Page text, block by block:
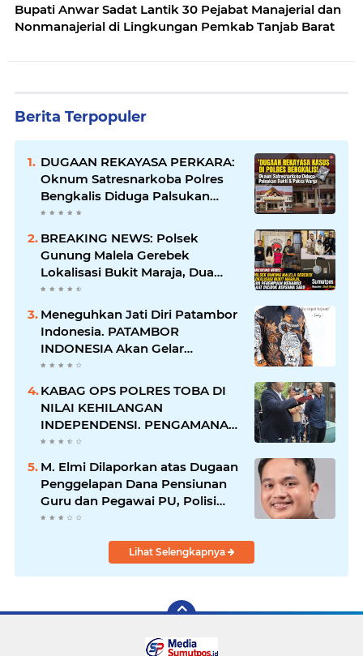
Bupati Anwar Sadat Lantik 30 Pejabat Manajerial dan
Nonmanajerial di Lingkungan Pemkab Tanjab Barat
Berita Terpopuler
DUGAAN REKAYASA PERKARA:
Oknum Satresnarkoba Polres
Bengkalis Diduga Palsukan
Barang Bukti Hingga Paksa
BREAKING NEWS: Polsek
Gunung Malela Gerebek
Lokalisasi Bukit Maraja, Dua
Perempuan Menangis Saat
Diciduk Bersama Sabu
Meneguhkan Jati Diri Patambor
Indonesia. PATAMBOR
INDONESIA Akan Gelar
RAKERNAS II Di Jakarta.
KABAG OPS POLRES TOBA DI
NILAI KEHILANGAN
INDEPENDENSI. PENGAMANAN
PENEMBOKAN TANAH DI
LAGUBOTI DAPAT SOROTAN.
M. Elmi Dilaporkan atas Dugaan
Penggelapan Dana Pensiunan
Guru dan Pegawai PU, Polisi
Pastikan Proses Hukum
Lihat Selengkapnya